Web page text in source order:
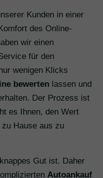
Kunden in einer
des Online-
wir einen
für den
wenigen Klicks
bewerten lassen und
Der Prozess ist
es Ihnen, den Wert
Hause aus zu
Gut ist. Daher
Autoankauf